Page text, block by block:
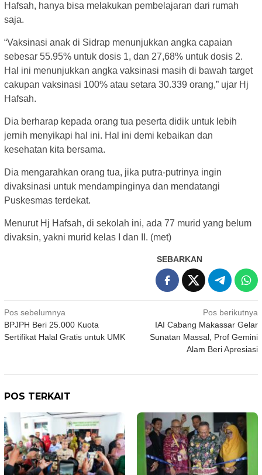
Hafsah, hanya bisa melakukan pembelajaran dari rumah
saja.
“Vaksinasi anak di Sidrap menunjukkan angka capaian
sebesar 55.95% untuk dosis 1, dan 27,68% untuk dosis 2.
Hal ini menunjukkan angka vaksinasi masih di bawah target
cakupan vaksinasi 100% atau setara 30.339 orang,” ujar Hj
Hafsah.
Dia berharap kepada orang tua peserta didik untuk lebih
jernih menyikapi hal ini. Hal ini demi kebaikan dan
kesehatan kita bersama.
Dia mengarahkan orang tua, jika putra-putrinya ingin
divaksinasi untuk mendampinginya dan mendatangi
Puskesmas terdekat.
Menurut Hj Hafsah, di sekolah ini, ada 77 murid yang belum
divaksin, yakni murid kelas I dan II. (met)
SEBARKAN
Navigasi
pos
Pos sebelumnya
BPJPH Beri 25.000 Kuota
Sertifikat Halal Gratis untuk UMK
Pos berikutnya
IAI Cabang Makassar Gelar
Sunatan Massal, Prof Gemini
Alam Beri Apresiasi
POS TERKAIT